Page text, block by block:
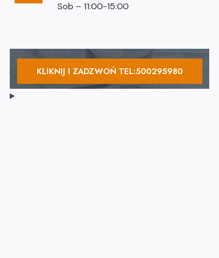
Sob – 11:00-15:00
KLIKNIJ I ZADZWOŃ TEL:500295980